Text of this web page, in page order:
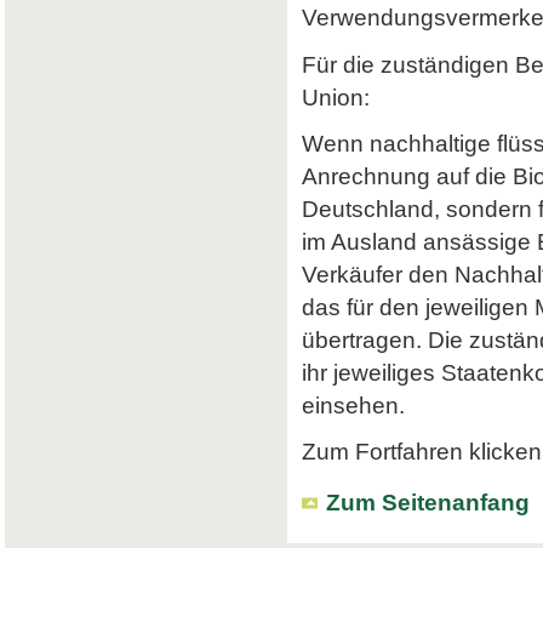
Für die zuständigen
Union:
Wenn nachhaltige
Anrechnung auf die
Deutschland, sondern
im Ausland ansässige
Verkäufer den
das für den jeweiligen
übertragen. Die
ihr jeweiliges
einsehen.
Zum Fortfahren
Zum Seitenanfang